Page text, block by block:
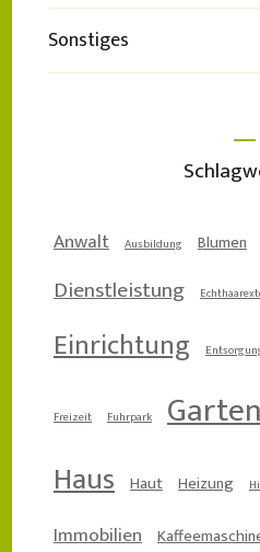
Sonstiges
Anwalt Ausbildung Blumen
Dienstleistung
Einrichtung
Freizeit Fuhrpark
Haus Haut Heizung
Immobilien